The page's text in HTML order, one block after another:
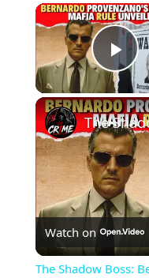
Watch on
The Shadow Boss: